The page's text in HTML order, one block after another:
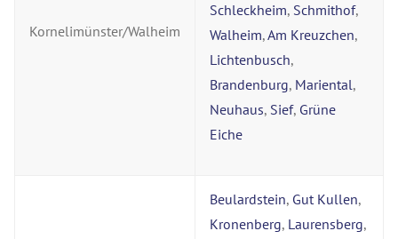
Kornelimünster/Walheim
Schleckheim, Schmithof,
Walheim,Am Kreuzchen,
Lichtenbusch,
Brandenburg, Mariental,
Neuhaus, Sief, Grüne
Eiche
Beulardstein, Gut Kullen,
Kronenberg, Laurensberg,